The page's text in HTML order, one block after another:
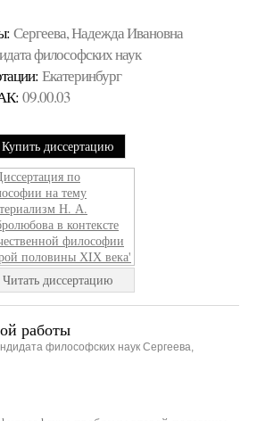
Сергеева, Надежда Ивановна
философских наук
Екатеринбург
09.00.03
Купить диссертацию
Читать диссертацию
работы
философских наук Сергеева,